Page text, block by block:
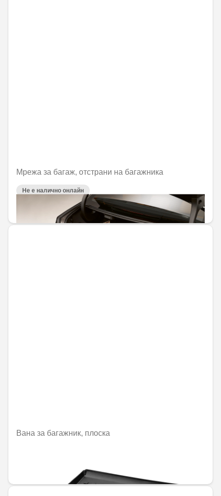
Мрежа за багаж, отстрани на багажника
Не е налично онлайн
47,18 € / 92,28 лв.
Вана за багажник, плоска
144,00 € / 281,64 лв.